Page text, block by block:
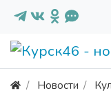
Новости